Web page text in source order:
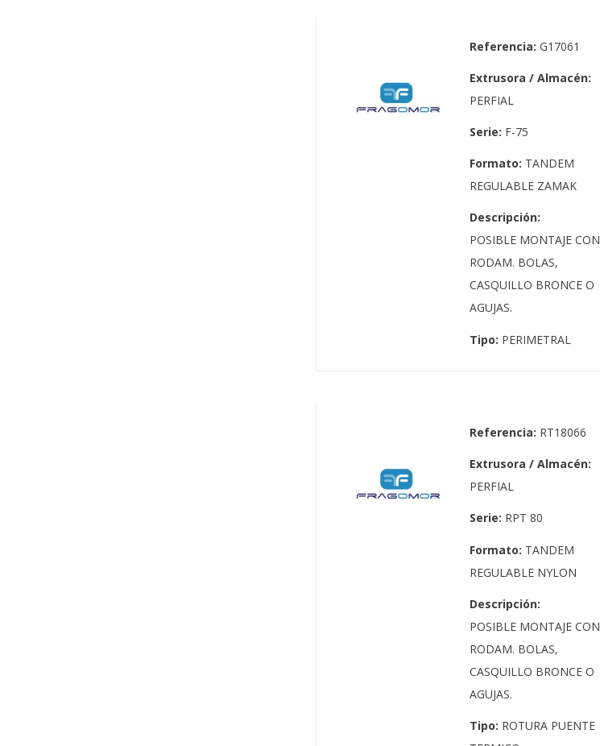
Referencia:G17061
Extrusora / Almacén:
PERFIAL
Serie: F-75
Formato: TANDEM
REGULABLE ZAMAK
Descripción:
POSIBLE MONTAJE CON
RODAM. BOLAS,
CASQUILLO BRONCE O
AGUJAS.
Tipo: PERIMETRAL
Referencia: RT18066
Extrusora / Almacén:
PERFIAL
Serie: RPT 80
Formato: TANDEM
REGULABLE NYLON
Descripción:
POSIBLE MONTAJE CON
RODAM. BOLAS,
CASQUILLO BRONCE O
AGUJAS.
Tipo: ROTURA PUENTE
Site Map